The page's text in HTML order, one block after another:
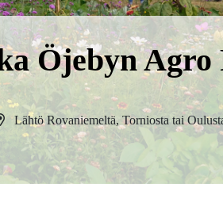
Öjebyn
Lähtö Rovaniemeltä, Torniosta tai